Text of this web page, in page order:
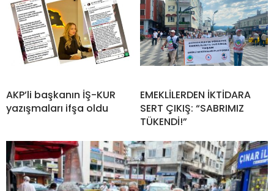
AKP’li başkanın İŞ-KUR
yazışmaları ifşa oldu
EMEKLİLERDEN İKTİDARA
SERT ÇIKIŞ: “SABRIMIZ
TÜKENDİ!”